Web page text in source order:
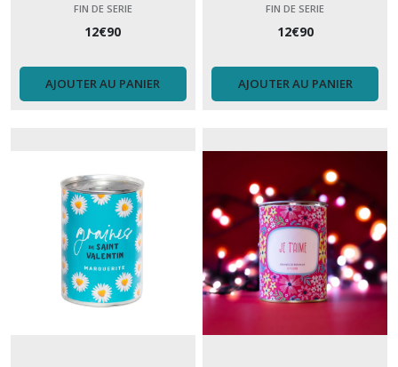
FIN DE SERIE
12€90
AJOUTER AU PANIER
FIN DE SERIE
12€90
AJOUTER AU PANIER